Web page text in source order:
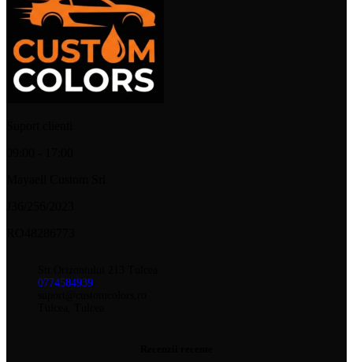
0774584939